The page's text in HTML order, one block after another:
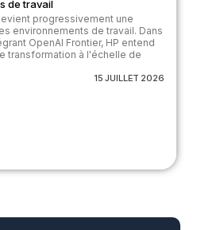
de travail
progressivement une
environnements de travail. Dans
OpenAI Frontier, HP entend
transformation à l'échelle de
15 JUILLET 2026